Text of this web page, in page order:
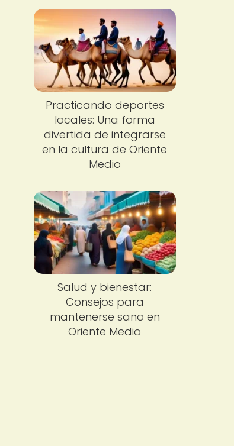
Practicando deportes
locales: Una forma
divertida de integrarse
en la cultura de Oriente
Medio
Salud y bienestar:
Consejos para
mantenerse sano en
Oriente Medio